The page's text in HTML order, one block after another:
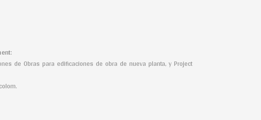
de Obras para edificaciones de obra de nueva planta, y Project